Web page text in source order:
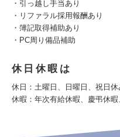
・引っ越し手当あり
・リファラル採用報酬あり
・簿記取得補助あり
・PC周り備品補助
休日休暇は
休日：土曜日、日曜日、祝日休
休暇：年次有給休暇、慶弔休